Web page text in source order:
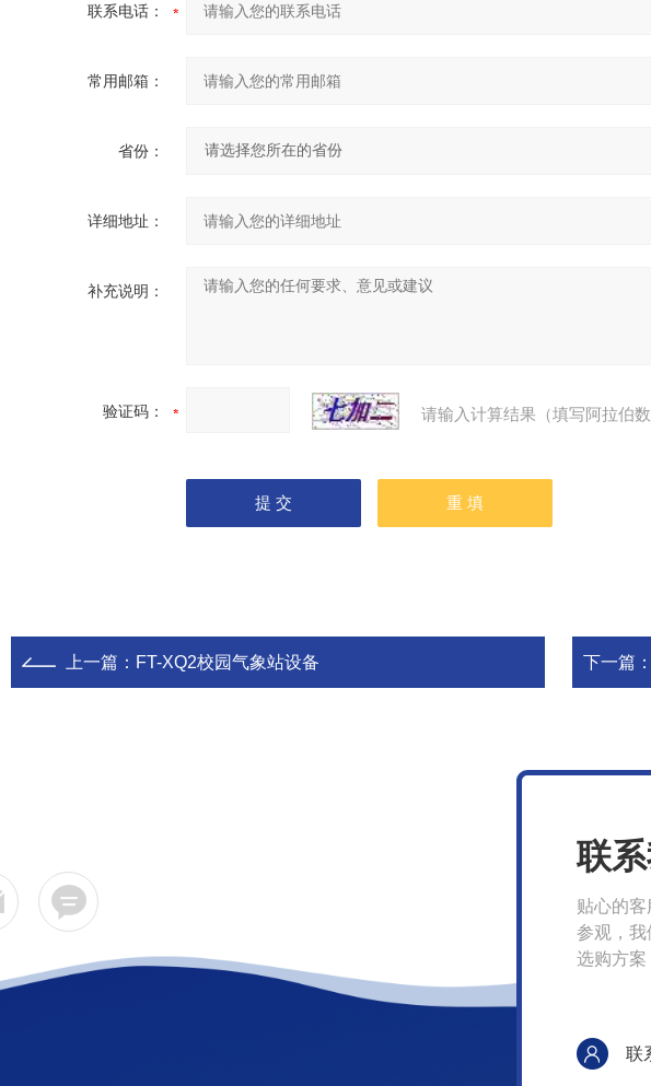
联系电话：
常用邮箱：
省份：
详细地址：
补充说明：
验证码： 请输入计算结果（填写阿拉伯
上一篇： FT-XQ2校园气象站设备 下一篇：
联
贴心的
参观，我
选购方案
联